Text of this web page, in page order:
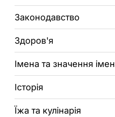
Законодавство
Здоров'я
Імена та значення імен
Історія
Їжа та кулінарія